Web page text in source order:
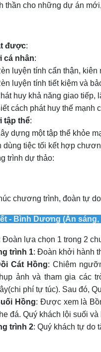
thần cho những dự án
được:
cá nhân:
luyện tính cẩn thận, kiên
luyện tính tiết kiệm và
huy khả năng giao tiếp,
cách phát huy thế mạnh
tập thể:
dựng một tập thể khỏe
dùng tiệc tối kết hợp
trình dự thảo:
chương trình, đoàn tự
- Bình Dương (Ăn
Đoàn lựa chọn 1 trong 2
trình 1: Đoàn khởi hành
Cát Hồng: Chiêm
ảnh và tham gia các
phí tự túc). Sau đó,
Hồng: Được xem là
đá. Quý khách lội suối
trình 2: Quý khách tự do